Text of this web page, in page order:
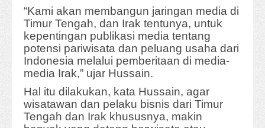
“Kami akan membangun jaringan media di
Timur Tengah, dan Irak tentunya, untuk
kepentingan publikasi media tentang
potensi pariwisata dan peluang usaha dari
Indonesia melalui pemberitaan di media-
media Irak,” ujar Hussain.
Hal itu dilakukan, kata Hussain, agar
wisatawan dan pelaku bisnis dari Timur
Tengah dan Irak khususnya, makin